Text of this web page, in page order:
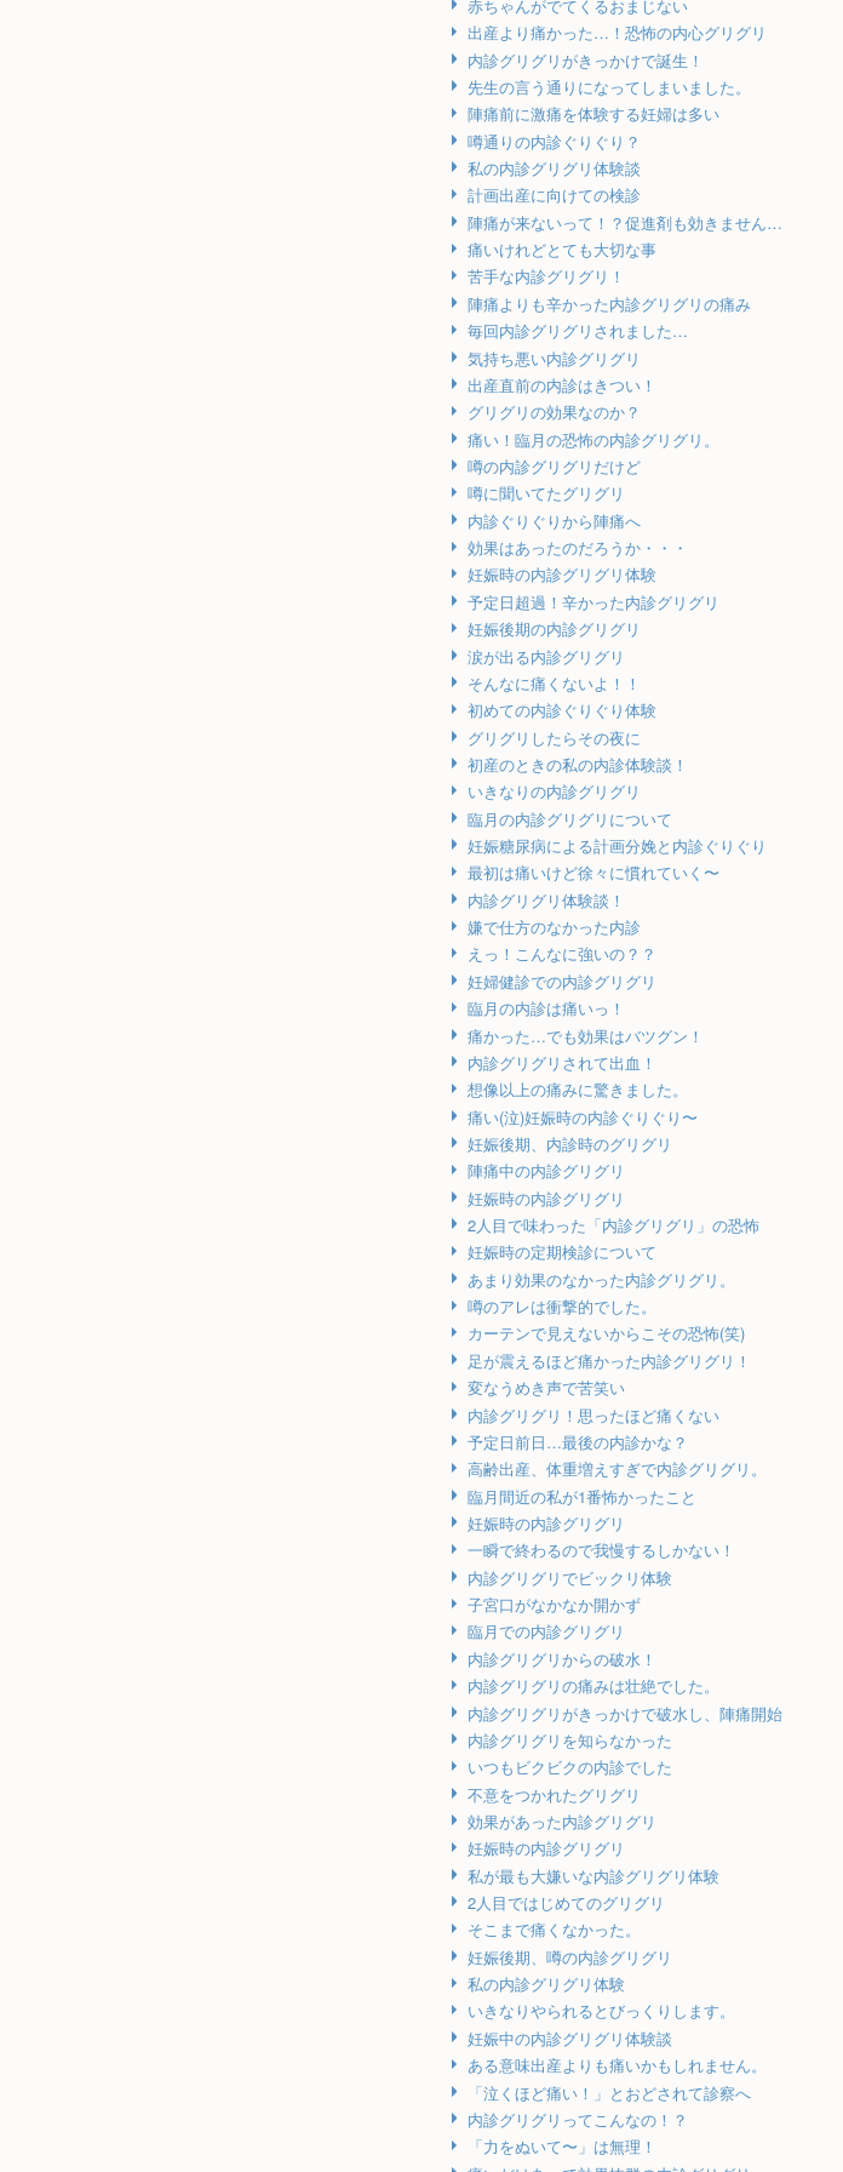
赤ちゃんがでてくるおまじない
出産より痛かった…！恐怖の内心グリグリ
内診グリグリがきっかけで誕生！
先生の言う通りになってしまいました。
陣痛前に激痛を体験する妊婦は多い
噂通りの内診ぐりぐり？
私の内診グリグリ体験談
計画出産に向けての検診
陣痛が来ないって！？促進剤も効きません…
痛いけれどとても大切な事
苦手な内診グリグリ！
陣痛よりも辛かった内診グリグリの痛み
毎回内診グリグリされました…
気持ち悪い内診グリグリ
出産直前の内診はきつい！
グリグリの効果なのか？
痛い！臨月の恐怖の内診グリグリ。
噂の内診グリグリだけど
噂に聞いてたグリグリ
内診ぐりぐりから陣痛へ
効果はあったのだろうか・・・
妊娠時の内診グリグリ体験
予定日超過！辛かった内診グリグリ
妊娠後期の内診グリグリ
涙が出る内診グリグリ
そんなに痛くないよ！！
初めての内診ぐりぐり体験
グリグリしたらその夜に
初産のときの私の内診体験談！
いきなりの内診グリグリ
臨月の内診グリグリについて
妊娠糖尿病による計画分娩と内診ぐりぐり
最初は痛いけど徐々に慣れていく〜
内診グリグリ体験談！
嫌で仕方のなかった内診
えっ！こんなに強いの？？
妊婦健診での内診グリグリ
臨月の内診は痛いっ！
痛かった…でも効果はバツグン！
内診グリグリされて出血！
想像以上の痛みに驚きました。
痛い(泣)妊娠時の内診ぐりぐり〜
妊娠後期、内診時のグリグリ
陣痛中の内診グリグリ
妊娠時の内診グリグリ
2人目で味わった「内診グリグリ」の恐怖
妊娠時の定期検診について
あまり効果のなかった内診グリグリ。
噂のアレは衝撃的でした。
カーテンで見えないからこその恐怖(笑)
足が震えるほど痛かった内診グリグリ！
変なうめき声で苦笑い
内診グリグリ！思ったほど痛くない
予定日前日…最後の内診かな？
高齢出産、体重増えすぎで内診グリグリ。
臨月間近の私が1番怖かったこと
妊娠時の内診グリグリ
一瞬で終わるので我慢するしかない！
内診グリグリでビックリ体験
子宮口がなかなか開かず
臨月での内診グリグリ
内診グリグリからの破水！
内診グリグリの痛みは壮絶でした。
内診グリグリがきっかけで破水し、陣痛開始
内診グリグリを知らなかった
いつもビクビクの内診でした
不意をつかれたグリグリ
効果があった内診グリグリ
妊娠時の内診グリグリ
私が最も大嫌いな内診グリグリ体験
2人目ではじめてのグリグリ
そこまで痛くなかった。
妊娠後期、噂の内診グリグリ
私の内診グリグリ体験
いきなりやられるとびっくりします。
妊娠中の内診グリグリ体験談
ある意味出産よりも痛いかもしれません。
「泣くほど痛い！」とおどされて診察へ
内診グリグリってこんなの！？
「力をぬいて〜」は無理！